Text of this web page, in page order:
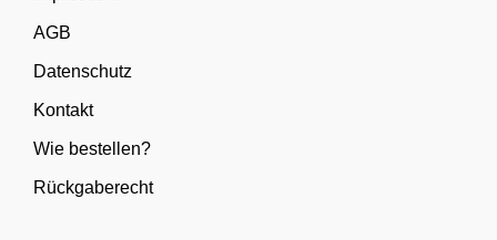
AGB
Datenschutz
Kontakt
Wie bestellen?
Rückgaberecht